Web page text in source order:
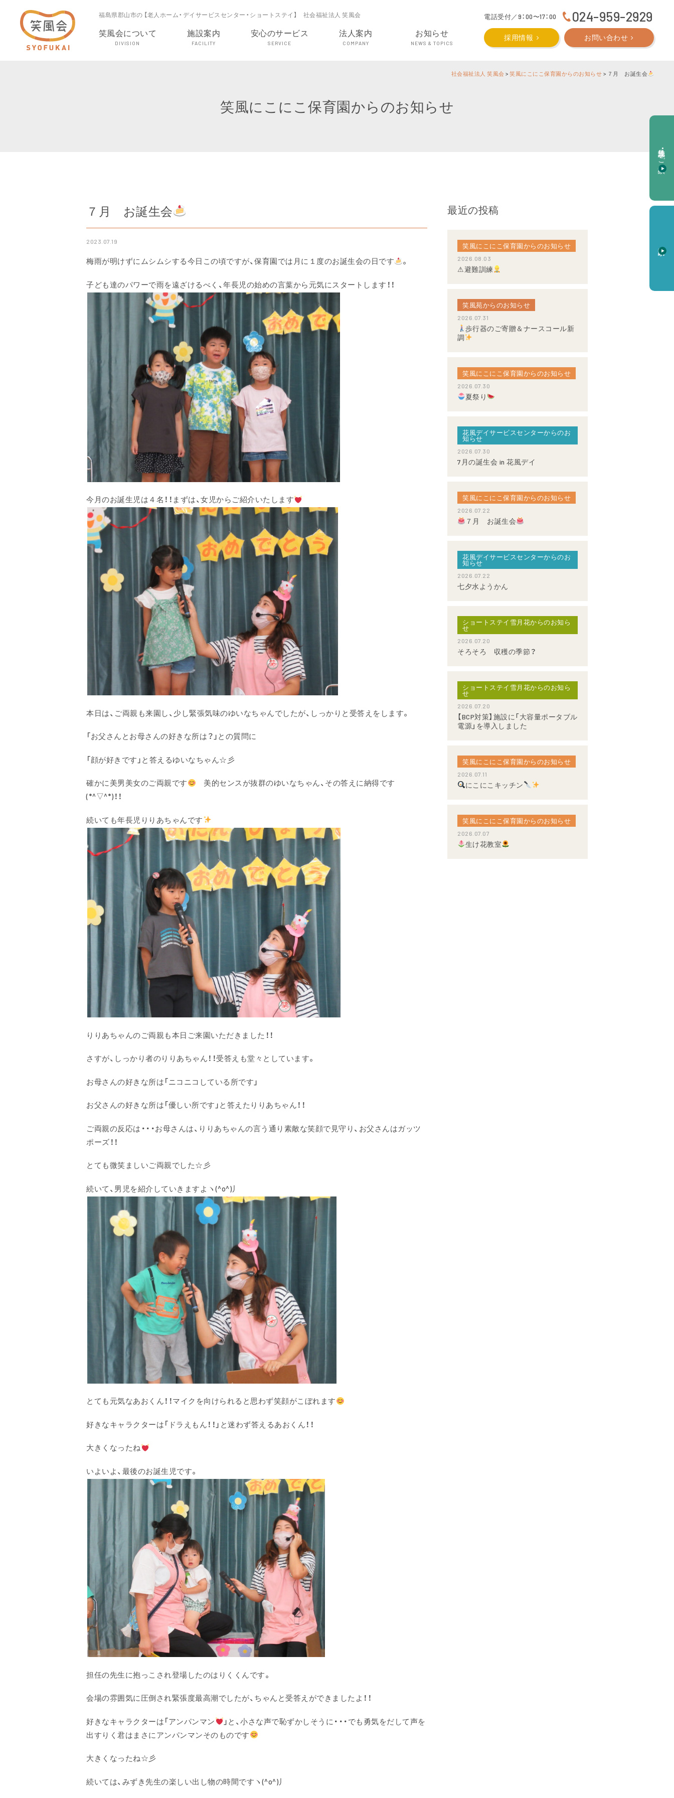
福島県郡山市の 【老人ホーム・デイサービスセンター・ショートステイ】 社会福祉法人 笑風会
笑風会について
DIVISION
施設案内
FACILITY
安心のサービス
SERVICE
法人案内
COMPANY
お知らせ
NEWS & TOPICS
電話受付／9：00〜17：00 024-959-2929
採用情報 お問い合わせ
社会福祉法人 笑風会 >笑風にこにこ保育園からのお知らせ > ７月 お誕生会
笑風にこにこ保育園からのお知らせ
７月 お誕生会
2023.07.19
梅雨が明けずにムシムシする今日この頃ですが、保育園では月に１度のお誕生会の日です 。
子ども達のパワーで雨を遠ざけるべく、年長児の始めの言葉から元気にスタートします！！
今月のお誕生児は４名！！まずは、女児からご紹介いたします
本日は、ご両親も来園し、少し緊張気味のゆいなちゃんでしたが、しっかりと受答えをします。
「お父さんとお母さんの好きな所は？」との質問に
「顔が好きです」と答えるゆいなちゃん☆彡
確かに美男美女のご両親です
美的センスが抜群のゆいなちゃん、その答えに納得です
(*^▽^*)！！
続いても年長児りりあちゃんです
りりあちゃんのご両親も本日ご来園いただきました！！
さすが、しっかり者のりりあちゃん！！受答えも堂々としています。
お母さんの好きな所は「ニコニコしている所です」
お父さんの好きな所は「優しい所です」と答えたりりあちゃん！！
ご両親の反応は・・・お母さんは、りりあちゃんの言う通り素敵な笑顔で見守り、お父さんはガッツ
ポーズ！！
とても微笑ましいご両親でした☆彡
続いて、男児を紹介していきますよヽ(^o^)丿
とても元気なあおくん！！マイクを向けられると思わず笑顔がこぼれます
好きなキャラクターは「ドラえもん！！」と迷わず答えるあおくん！！
大きくなったね
いよいよ、最後のお誕生児です。
担任の先生に抱っこされ登場したのはりくくんです。
会場の雰囲気に圧倒され緊張度最高潮でしたが、ちゃんと受答えができましたよ！！
好きなキャラクターは「アンパンマン
」と、小さな声で恥ずかしそうに・・・でも勇気をだして声を
出すりく君はまさにアンパンマンそのものです
大きくなったね☆彡
続いては、みずき先生の楽しい出し物の時間ですヽ(^o^)丿
最近の投稿
笑風にこにこ保育園からのお知らせ
2026.08.03
⚠避難訓練
笑風苑からのお知らせ
2026.07.31
歩行器のご寄贈＆ナースコール新
調
笑風にこにこ保育園からのお知らせ
2026.07.30
夏祭り
花風デイサービスセンターからのお
知らせ
2026.07.30
7月の誕生会 in 花風デイ
笑風にこにこ保育園からのお知らせ
2026.07.22
７月 お誕生会
花風デイサービスセンターからのお
知らせ
2026.07.22
七夕水ようかん
ショートステイ雪月花からのお知ら
せ
2026.07.20
そろそろ 収穫の季節？
ショートステイ雪月花からのお知ら
せ
2026.07.20
【BCP対策】施設に「大容量ポータブル
電源」を導入しました
笑風にこにこ保育園からのお知らせ
2026.07.11
にこにこキッチン
笑風にこにこ保育園からのお知らせ
2026.07.07
生け花教室
施設見学・ご相談